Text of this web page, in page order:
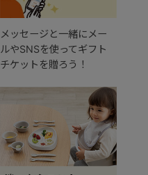
メッセージと一緒にメー
ルやSNSを使ってギフト
チケットを贈ろう！